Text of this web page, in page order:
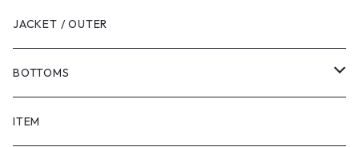
JACKET / OUTER
BOTTOMS
SHORTS
ITEM